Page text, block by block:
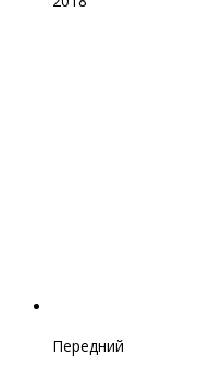
Передний